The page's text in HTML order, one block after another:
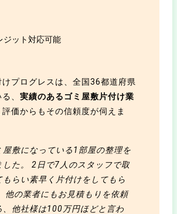
ジット対応可能
けプログレスは、全国36都道府県
る、実績のあるゴミ屋敷片付け業
価からもその信頼度が伺えま
屋敷になっている1部屋の整理を
した。 2日で7人のスタッフで取
もらい素早く片付けをしてもら
他の業者にもお見積もりを依頼
、他社様は100万円ほどと言わ